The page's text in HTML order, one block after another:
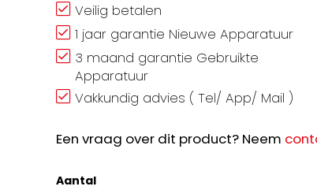
Veilig betalen
1 jaar garantie Nieuwe Apparatuur
3 maand garantie Gebruikte
Apparatuur
Vakkundig advies ( Tel/ App/ Mail )
Een vraag over dit product? Neem
Aantal